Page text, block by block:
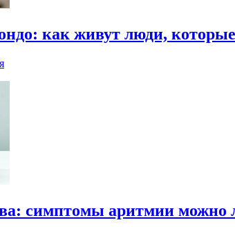
как живут люди,
симптомы аритмии можно